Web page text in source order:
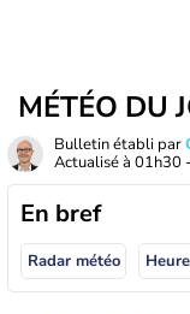
MÉTÉO DU
Bulletin établi par
Actualisé à 01h30
En bref
Radar météo